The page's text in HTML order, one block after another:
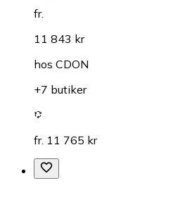
fr.
11 843 kr
hos CDON
+7 butiker
fr. 11 765 kr